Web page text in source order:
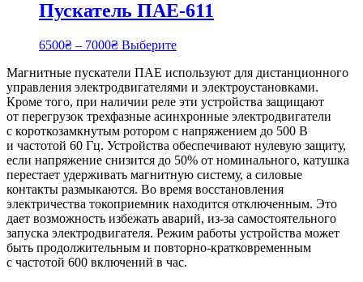
Пускатель ПАЕ-611
6500₴ – 7000₴ Выберите
Магнитные пускатели ПАЕ используют для дистанционного
управления электродвигателями и электроустановками.
Кроме того, при наличии реле эти устройства защищают
от перегрузок трехфазные асинхронные электродвигатели
с короткозамкнутым ротором с напряжением до 500 В
и частотой 60 Гц. Устройства обеспечивают нулевую защиту,
если напряжение снизится до 50% от номинального, катушка
перестает удерживать магнитную систему, а силовые
контакты размыкаются. Во время восстановления
электричества токоприемник находится отключенным. Это
дает возможность избежать аварий, из-за самостоятельного
запуска электродвигателя. Режим работы устройства может
быть продолжительным и повторно-кратковременным
с частотой 600 включений в час.